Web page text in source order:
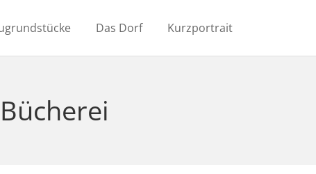
Das Dorf Kurzportrait